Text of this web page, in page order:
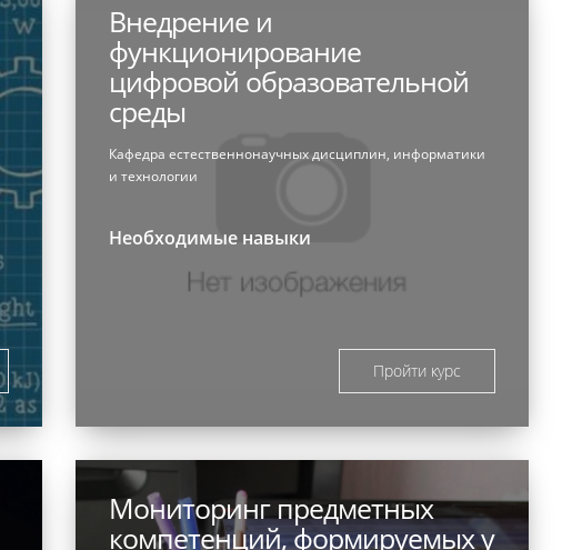
Внедрение и
функционирование
цифровой образовательной
среды
Кафедра естественнонаучных дисциплин, информатики
и технологии
Необходимые навыки
Пройти курс
Мониторинг предметных
компетенций, формируемых у